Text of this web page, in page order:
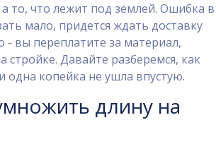
то, что лежит под землей. Ошибка в
мало, придется ждать доставку
- вы переплатите за материал,
Давайте разберемся, как
копейка не ушла впустую.
длину на